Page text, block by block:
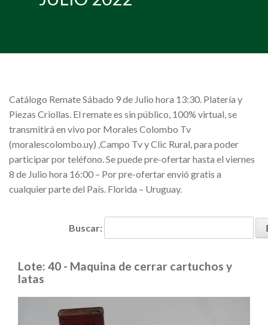
Catálogo Remate Sábado 9 de Julio hora 13:30. Platería y
Piezas Criollas. El remate es sin público, 100% virtual, se
transmitirá en vivo por Morales Colombo Tv
(moralescolombo.uy) ,Campo Tv y Clic Rural, para poder
participar por teléfono. Se puede pre-ofertar hasta el viernes
8 de Julio hora 16:00 – Por pre-ofertar envió gratis a
cualquier parte del País. Florida – Uruguay.
Buscar:
Lote: 40 - Maquina de cerrar cartuchos y
latas